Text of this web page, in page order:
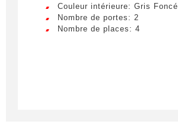
Couleur intérieure: Gris Foncé
Nombre de portes: 2
Nombre de places: 4